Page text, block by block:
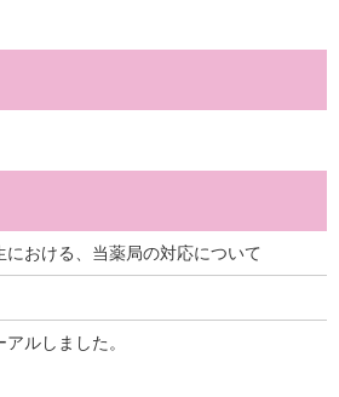
における、当薬局の対応について
ルしました。